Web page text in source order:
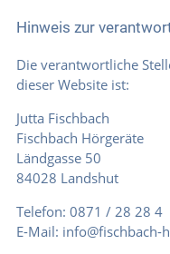
Hinweis zur
Die verantwortliche
dieser Website ist:
Jutta Fischbach
Fischbach Hörgeräte
Ländgasse 50
84028 Landshut
Telefon: 0871 / 28 28 4
E-Mail: info@fischbach-